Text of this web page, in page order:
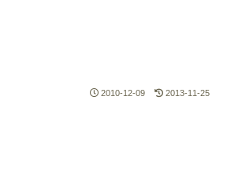
2010-12-09 2013-11-25